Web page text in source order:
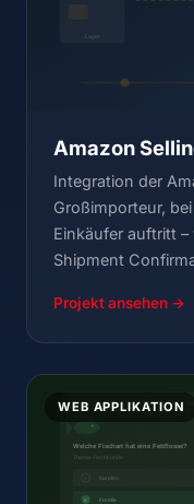
Amazon
Integration der
Großimporteur,
Einkäufer auftritt
Shipment
Projekt ansehen →
WEB APPLIKATION